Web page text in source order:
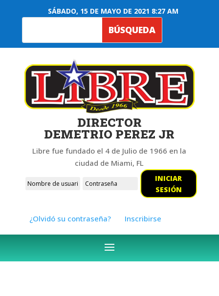
SÁBADO, 15 DE MAYO DE 2021 8:27 AM
DIRECTOR
DEMETRIO PEREZ JR
Libre fue fundado el 4 de Julio de 1966 en la
ciudad de Miami, FL
INICIAR
SESIÓN
¿Olvidó su contraseña? Inscribirse